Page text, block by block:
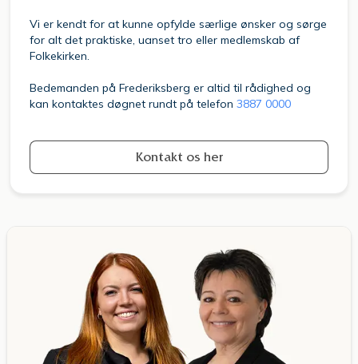
Vi er kendt for at kunne opfylde særlige ønsker og sørge
for alt det praktiske, uanset tro eller medlemskab af
Folkekirken.
Bedemanden på Frederiksberg er altid til rådighed og
kan kontaktes døgnet rundt på telefon 3887 0000
Kontakt os her